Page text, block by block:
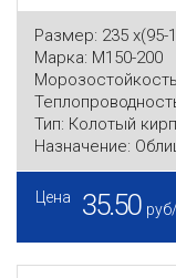
Размер: 235 x(95-
Марка: М150-200
Тип: Колотый
Назначение:
Цена 35.50